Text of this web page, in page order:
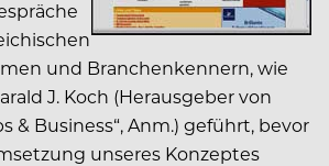
und Branchenkennern, wie
J. Koch (Herausgeber von
& Business“, Anm.) geführt, bevor
unseres Konzeptes